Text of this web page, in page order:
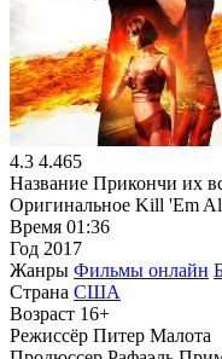
4.3 4.465
Название Прикончи их
Оригинальное Kill 'Em
Время 01:36
Год 2017
Жанры Фильмы онлайн
Страна США
Возраст 16+
Режиссёр Питер Малота